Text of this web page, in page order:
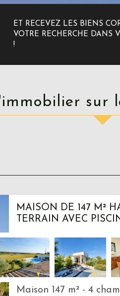
ET RECEVEZ LES BIENS
VOTRE RECHERCHE DANS
!
sur
MAISON DE 147 M²
TERRAIN AVEC
Maison 147 m² - 4